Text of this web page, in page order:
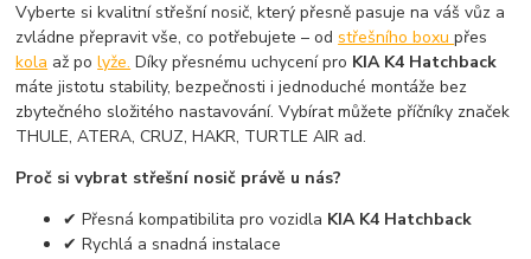
Vyberte si kvalitní střešní nosič, který přesně pasuje na váš vůz a
zvládne přepravit vše, co potřebujete – odstřešního boxupřes
kola až polyže. Díky přesnému uchycení pro KIA K4 Hatchback
máte jistotu stability, bezpečnosti i jednoduché montáže bez
zbytečného složitého nastavování. Vybírat můžete příčníky značek
THULE, ATERA, CRUZ, HAKR, TURTLE AIR ad.
Proč si vybrat střešní nosič právě u nás?
✔ Přesná kompatibilita pro vozidla KIA K4 Hatchback
✔ Rychlá a snadná instalace